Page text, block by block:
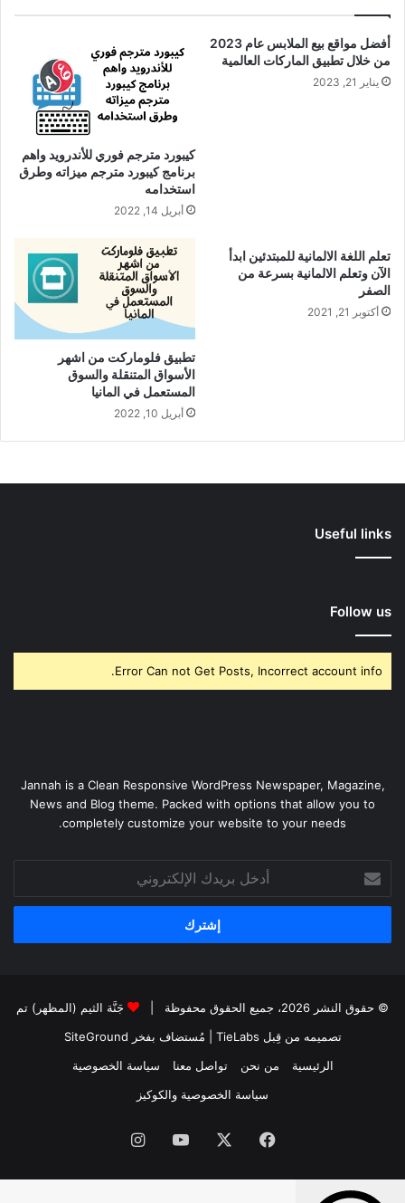
أفضل مواقع بيع الملابس عام 2023
من خلال تطبيق الماركات العالمية
يناير 21, 2023
كيبورد مترجم فوري للأندرويد واهم
برنامج كيبورد مترجم ميزاته وطرق
استخدامه
أبريل 14, 2022
تعلم اللغة الالمانية للمبتدئين ابدأ
الآن وتعلم الالمانية بسرعة من
الصفر
أكتوبر 21, 2021
تطبيق فلوماركت من اشهر
الأسواق المتنقلة والسوق
المستعمل في المانيا
أبريل 10, 2022
Useful links
Follow us
Error Can not Get Posts, Incorrect account info.
Jannah is a Clean Responsive WordPress Newspaper, Magazine,
News and Blog theme. Packed with options that allow you to
completely customize your website to your needs.
بريدك
الإلكتروني
© حقوق النشر 2026، جميع الحقوق محفوظة |
جَنَّة الثيم (المظهر) تم
تصميمه من قِبل TieLabs
| مُستضاف بفخر SiteGround
الرئيسية
من نحن تواصل معنا
سياسة الخصوصية
سياسة الخصوصية والكوكيز
فيسبوك ‫YouTubeانستقرام